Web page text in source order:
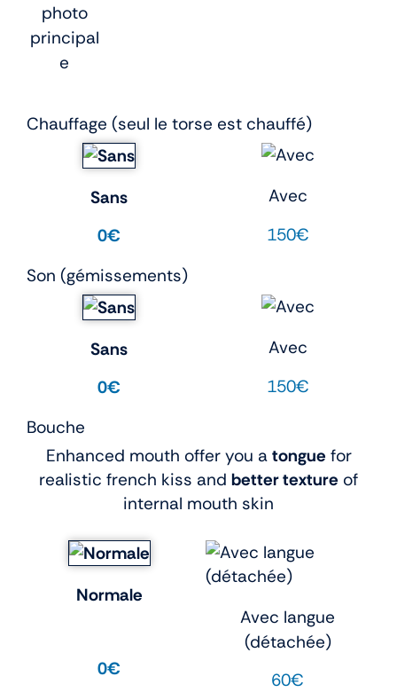
photo
principal
e
Chauffage (seul le torse est chauffé)
Sans
0€
Avec
150€
Son (gémissements)
Sans
0€
Avec
150€
Bouche
Enhanced mouth offer you a tongue for
realistic french kiss and better texture of
internal mouth skin
Normale
0€
Avec langue
(détachée)
60€